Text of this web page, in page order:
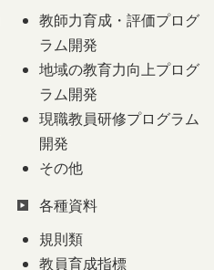
教師力育成・評価プログ
ラム開発
地域の教育力向上プログ
ラム開発
現職教員研修プログラム
開発
その他
各種資料
規則類
教員育成指標